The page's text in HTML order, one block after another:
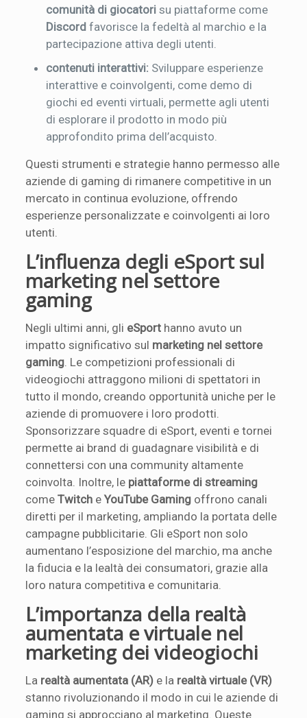
comunità di giocatori su piattaforme come
Discord favorisce la fedeltà al marchio e la
partecipazione attiva degli utenti.
contenuti interattivi: Sviluppare esperienze
interattive e coinvolgenti, come demo di
giochi ed eventi virtuali, permette agli utenti
di esplorare il prodotto in modo più
approfondito prima dell’acquisto.
Questi strumenti e strategie hanno permesso alle
aziende di gaming di rimanere competitive in un
mercato in continua evoluzione, offrendo
esperienze personalizzate e coinvolgenti ai loro
utenti.
L’influenza degli eSport sul
marketing nel settore
gaming
Negli ultimi anni, gli eSport hanno avuto un
impatto significativo sul marketing nel settore
gaming. Le competizioni professionali di
videogiochi attraggono milioni di spettatori in
tutto il mondo, creando opportunità uniche per le
aziende di promuovere i loro prodotti.
Sponsorizzare squadre di eSport, eventi e tornei
permette ai brand di guadagnare visibilità e di
connettersi con una community altamente
coinvolta. Inoltre, le piattaforme di streaming
comeTwitch eYouTube Gaming offrono canali
diretti per il marketing, ampliando la portata delle
campagne pubblicitarie. Gli eSport non solo
aumentano l’esposizione del marchio, ma anche
la fiducia e la lealtà dei consumatori, grazie alla
loro natura competitiva e comunitaria.
L’importanza della realtà
aumentata e virtuale nel
marketing dei videogiochi
La realtà aumentata (AR) e la realtà virtuale (VR)
stanno rivoluzionando il modo in cui le aziende di
gaming si approcciano al marketing. Queste